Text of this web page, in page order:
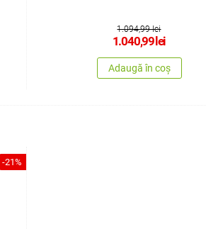
1.094,99 lei
1.040,99lei
Adaugă în coș
-21%